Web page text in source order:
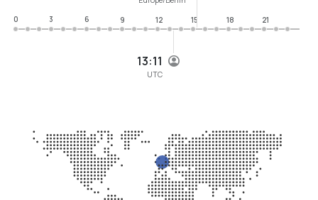
13:11
UTC
0
3 6 9 12 15 18 21